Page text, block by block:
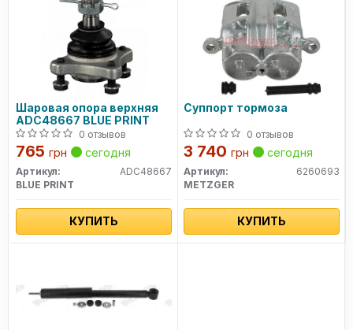
Шаровая опора верхняя
ADC48667 BLUE PRINT
0 отзывов
765 грн сегодня
Артикул:
ADC48667
BLUE PRINT
КУПИТЬ
Суппорт тормоза
0 отзывов
3 740 грн сегодня
Артикул:
6260693
METZGER
КУПИТЬ